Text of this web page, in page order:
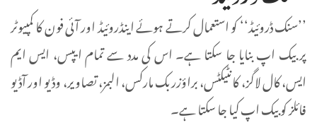
’’سنک ڈروئیڈ‘‘ کو استعمال کرتے ہوئے اینڈروئیڈ اور آئی فون کا کمپیوٹر
پر بیک اپ بنایا جا سکتا ہے۔ اس کی مدد سے تمام ایپس، ایس ایم
ایس، کال لاگز، کانٹیکٹس، براؤزر بک مارکس، البمز، تصاویر، وڈیو اور آڈیو
فائلز کو بیک اپ کیا جا سکتا ہے۔